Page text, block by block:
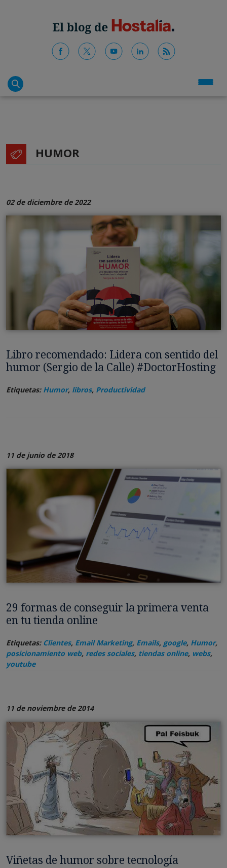
HUMOR
02 de diciembre de 2022
Libro recomendado: Lidera con sentido del
humor (Sergio de la Calle) #DoctorHosting
Etiquetas: Humor, libros, Productividad
11 de junio de 2018
29 formas de conseguir la primera venta
en tu tienda online
Etiquetas: Clientes, Email Marketing, Emails, google, Humor,
posicionamiento web, redes sociales, tiendas online, webs,
youtube
11 de noviembre de 2014
Viñetas de humor sobre tecnología